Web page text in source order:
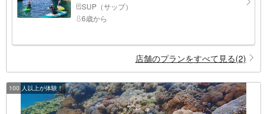
SUP（サップ）
6歳から
店舗のプランをすべて見る(2)
100 人以上が体験！